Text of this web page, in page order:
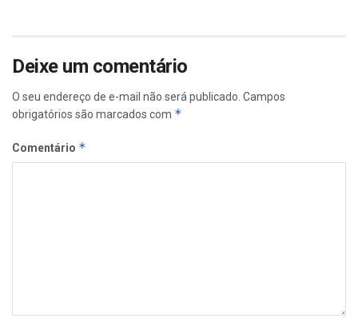
Deixe um comentário
O seu endereço de e-mail não será publicado. Campos
obrigatórios são marcados com *
Comentário *